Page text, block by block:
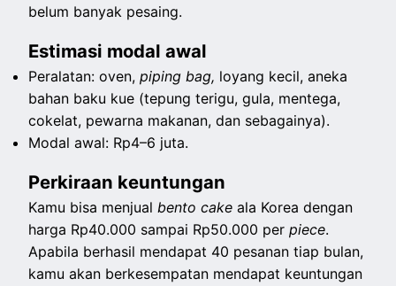
belum banyak pesaing.
Estimasi modal awal
Peralatan: oven,piping bag, loyang kecil, aneka
bahan baku kue (tepung terigu, gula, mentega,
cokelat, pewarna makanan, dan sebagainya).
Modal awal: Rp4–6 juta.
Perkiraan keuntungan
Kamu bisa menjualbento cakeala Korea dengan
harga Rp40.000 sampai Rp50.000 perpiece.
Apabila berhasil mendapat 40 pesanan tiap bulan,
kamu akan berkesempatan mendapat keuntungan